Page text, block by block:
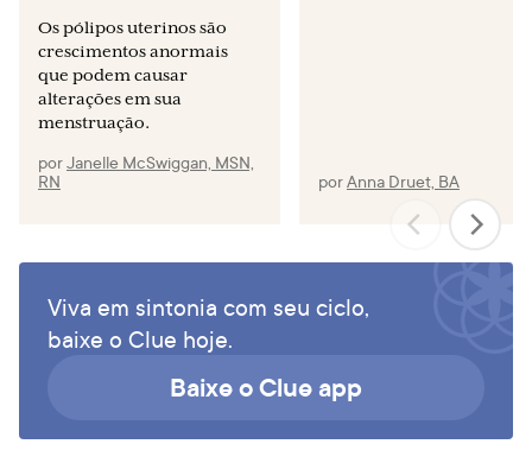
Os pólipos uterinos são
crescimentos anormais
que podem causar
alterações em sua
menstruação.
porJanelle McSwiggan, MSN,
RN
porAnna Druet, BA
Viva em sintonia com seu ciclo,
baixe o Clue hoje.
Baixe o Clue app